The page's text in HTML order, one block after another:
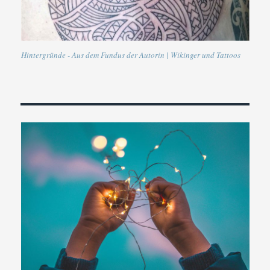
Hintergründe - Aus dem Fundus der Autorin | Wikinger und Tattoos